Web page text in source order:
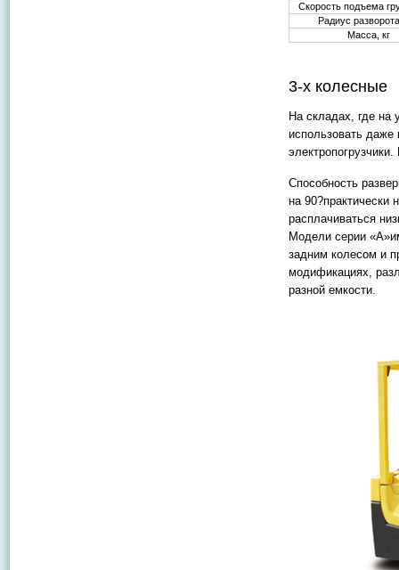
Скорость подъема
Радиус
Масса, кг
3-х колесные
На складах, где
использовать даже
Способность
на 90?практически
расплачиваться
Модели серии
задним колесом и
модификациях,
разной емкости.